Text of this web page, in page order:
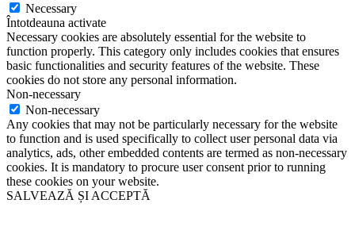
Necessary
Întotdeauna activate
Necessary cookies are absolutely essential for the website to
function properly. This category only includes cookies that ensures
basic functionalities and security features of the website. These
cookies do not store any personal information.
Non-necessary
Non-necessary
Any cookies that may not be particularly necessary for the website
to function and is used specifically to collect user personal data via
analytics, ads, other embedded contents are termed as non-necessary
cookies. It is mandatory to procure user consent prior to running
these cookies on your website.
SALVEAZĂ ȘI ACCEPTĂ